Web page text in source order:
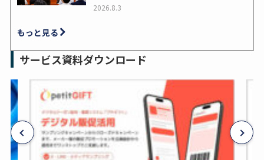
2026.8.3
もっと見る
サービス資料ダウンロード